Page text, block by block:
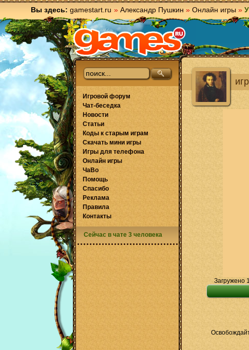
Вы здесь: gamestart.ru » Александр Пушкин » Онлайн игры »
Загружено
Игровой форум
Чат-беседка
Новости
Статьи
Коды к старым играм
Скачать мини игры
Игры для телефона
Онлайн игры
ЧаВо
Помощь
Спасибо
Реклама
Правила
Контакты
Сейчас в чате 3 человека